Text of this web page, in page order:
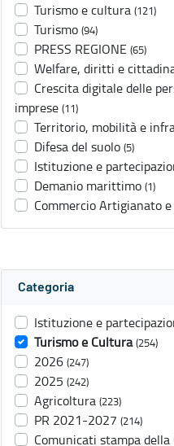
Turismo e cultura (121)
Turismo (94)
PRESS REGIONE (65)
Welfare, diritti e
Crescita digitale delle
imprese (11)
Territorio, mobilità e
Difesa del suolo (5)
Istituzione e
Demanio marittimo (1)
Commercio Artigianato
Categoria
Istituzione e
Turismo e Cultura (254)
2026 (247)
2025 (242)
Agricoltura (223)
PR 2021-2027 (214)
Comunicati stampa